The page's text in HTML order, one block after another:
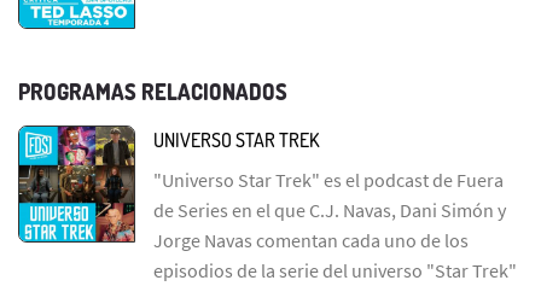
PROGRAMAS RELACIONADOS
UNIVERSO STAR TREK
"Universo Star Trek" es el podcast de Fuera
de Series en el que C.J. Navas, Dani Simón y
Jorge Navas comentan cada uno de los
episodios de la serie del universo "Star Trek"